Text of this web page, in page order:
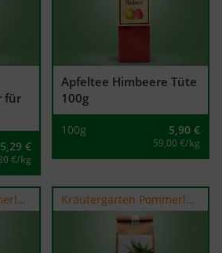
für
5,29 €
€/kg
Apfeltee Himbeere Tüte
100g
100g 5,90 €
59,00 €/kg
Kräutergarten Pommerland Kräutergarten Pommerland